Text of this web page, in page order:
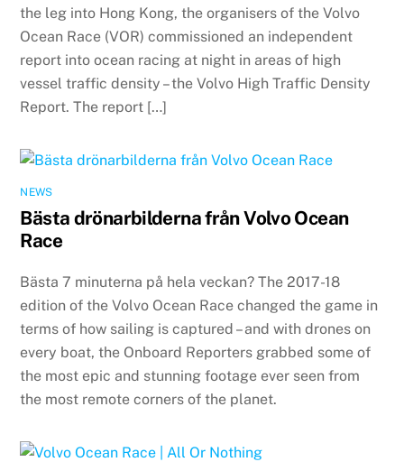
the leg into Hong Kong, the organisers of the Volvo
Ocean Race (VOR) commissioned an independent
report into ocean racing at night in areas of high
vessel traffic density – the Volvo High Traffic Density
Report. The report […]
NEWS
Bästa drönarbilderna från Volvo Ocean
Race
Bästa 7 minuterna på hela veckan? The 2017-18
edition of the Volvo Ocean Race changed the game in
terms of how sailing is captured – and with drones on
every boat, the Onboard Reporters grabbed some of
the most epic and stunning footage ever seen from
the most remote corners of the planet.